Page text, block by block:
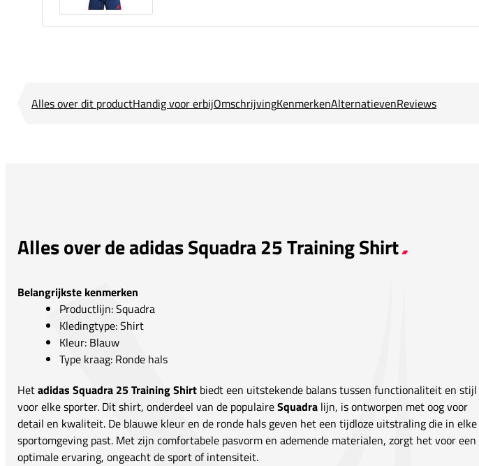
Alles over dit productHandig voor erbijOmschrijvingKenmerkenAlternatievenReviews
Alles over de adidas Squadra 25 Training Shirt
Belangrijkste kenmerken
Productlijn: Squadra
Kledingtype: Shirt
Kleur: Blauw
Type kraag: Ronde hals
Hetadidas Squadra 25 Training Shirt biedt een uitstekende balans tussen functionaliteit en stijl
voor elke sporter. Dit shirt, onderdeel van de populaireSquadra lijn, is ontworpen met oog voor
detail en kwaliteit. De blauwe kleur en de ronde hals geven het een tijdloze uitstraling die in elke
sportomgeving past. Met zijn comfortabele pasvorm en ademende materialen, zorgt het voor een
optimale ervaring, ongeacht de sport of intensiteit.